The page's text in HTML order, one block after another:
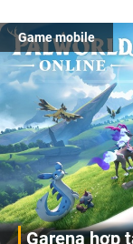
Game mobile
Garena hợp